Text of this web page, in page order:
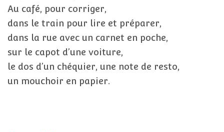
Au café, pour corriger,
dans le train pour lire et préparer,
dans la rue avec un carnet en poche,
sur le capot d’une voiture,
le dos d’un chéquier, une note de resto,
un mouchoir en papier.